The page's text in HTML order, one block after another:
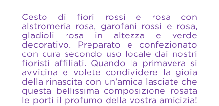
Cesto di fiori rossi e rosa con
alstromeria rosa, garofani rossi e rosa,
gladioli rosa in altezza e verde
decorativo. Preparato e confezionato
con cura secondo uso locale dai nostri
fioristi affiliati. Quando la primavera si
avvicina e volete condividere la gioia
della rinascita con un'amica lasciate che
questa bellissima composizione rosata
le porti il profumo della vostra amicizia!